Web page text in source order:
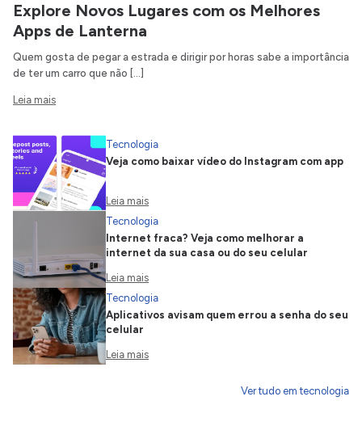
Explore Novos Lugares com os Melhores
Apps de Lanterna
Quem gosta de pegar a estrada e dirigir por horas sabe a importância
de ter um carro que não […]
Leia mais
Tecnologia
Veja como baixar vídeo do Instagram com app
Leia mais
Tecnologia
Internet fraca? Veja como melhorar a
internet da sua casa ou do seu celular
Leia mais
Tecnologia
Aplicativos avisam quem errou a senha do seu
celular
Leia mais
Ver tudo em tecnologia